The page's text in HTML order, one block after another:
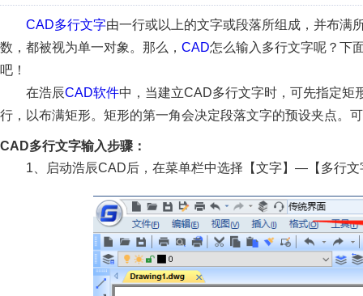
CAD多行文字由一行或以上的文字或段落所组成，并布满
数，都被视为单一对象。那么， CAD怎么输入多行文字呢？下
吧！
在浩辰CAD软件中，当建立CAD多行文字时，可先指定矩
行，以布满矩形。矩形的第一角会决定段落文字的预设夹点。
CAD多行文字输入步骤：
1、启动浩辰CAD后，在菜单栏中选择【文字】—【多行